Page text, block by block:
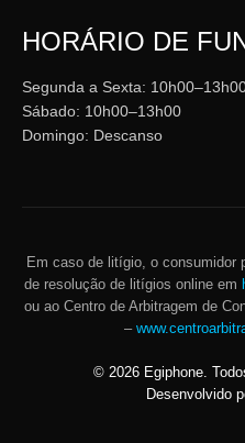
HORÁRIO DE
Segunda a Sexta:
Sábado: 10h00–13h00
Domingo: Descanso
Em caso de litígio, o consumidor
de resolução de litígios online em
ou ao Centro de Arbitragem de
–
© 2026Egiphone.
Desenvolvido